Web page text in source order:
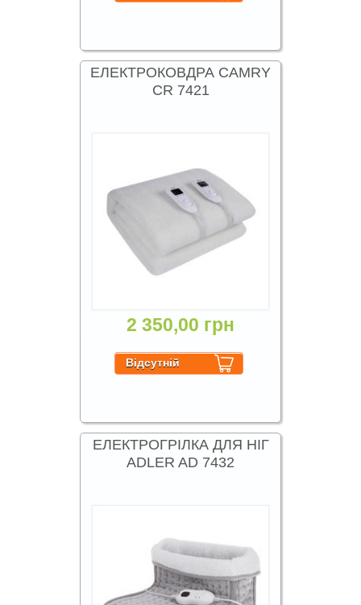
ЕЛЕКТРОКОВДРА CAMRY
CR 7421
2 350,00 грн
ЕЛЕКТРОГРІЛКА ДЛЯ НІГ
ADLER AD 7432